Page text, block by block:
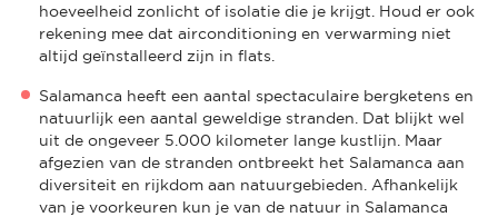
hoeveelheid zonlicht of isolatie die je krijgt. Houd er ook
rekening mee dat airconditioning en verwarming niet
altijd geïnstalleerd zijn in flats.
Salamanca heeft een aantal spectaculaire bergketens en
natuurlijk een aantal geweldige stranden. Dat blijkt wel
uit de ongeveer 5.000 kilometer lange kustlijn. Maar
afgezien van de stranden ontbreekt het Salamanca aan
diversiteit en rijkdom aan natuurgebieden. Afhankelijk
van je voorkeuren kun je van de natuur in Salamanca